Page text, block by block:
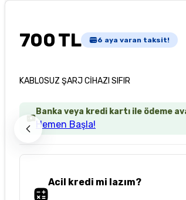
700 TL 6 aya varan taksit!
KABLOSUZ ŞARJ CİHAZI SIFIR
Banka veya kredi kartı ile ödeme
Hemen Başla!
Acil kredi mi lazım?